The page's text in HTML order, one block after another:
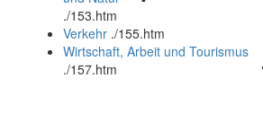
und
schließen
./153.htm
Verkehr ./155.htm
Wirtschaft, Arbeit und Tourismus
./157.htm